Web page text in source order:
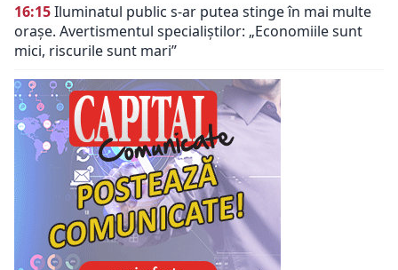
16:15Iluminatul public s-ar putea stinge în mai multe
orașe. Avertismentul specialiștilor: „Economiile sunt
mici, riscurile sunt mari”